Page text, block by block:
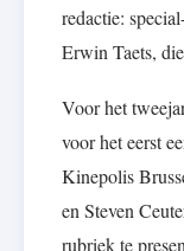
redactie:
Erwin Taets,
Voor het
voor het eerst
Kinepolis
en Steven
rubriek te